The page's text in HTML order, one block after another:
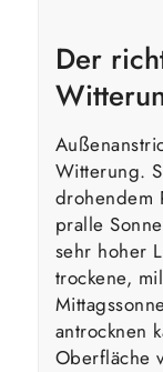
Der
Witterung.
drohendem
pralle
sehr hoher
trockene,
antrocknen
Oberfläche